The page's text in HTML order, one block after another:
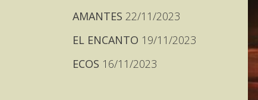
AMANTES 22/11/2023
EL ENCANTO 19/11/2023
ECOS 16/11/2023